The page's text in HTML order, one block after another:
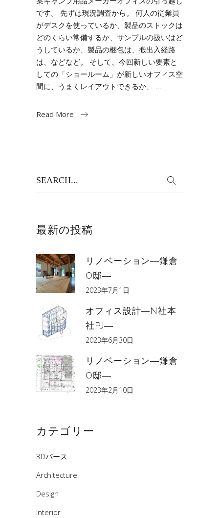
です。 先ずは現況調査から。 何人の従業員
がデスクを使っているか、製品のストックは
どのくらい常備するか、サンプルの扱いはど
うしているか、製品の梱包は、搬出入経路
は、などなど。 そして、今回新しい要素と
しての「ショールーム」が新しいオフィス空
間に、うまくレイアウトできるか、
Read More
最新の投稿
リノベーション―鎌倉
O邸―
2023年7月1日
オフィス設計―N社本
社PJ―
2023年6月30日
リノベーション―鎌倉
O邸―
2023年2月10日
カテゴリー
3Dパース
Architecture
Design
Interior